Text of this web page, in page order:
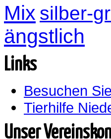
Mix silber-
ängstlich
Links
Besuchen
Tierhilfe
Unser